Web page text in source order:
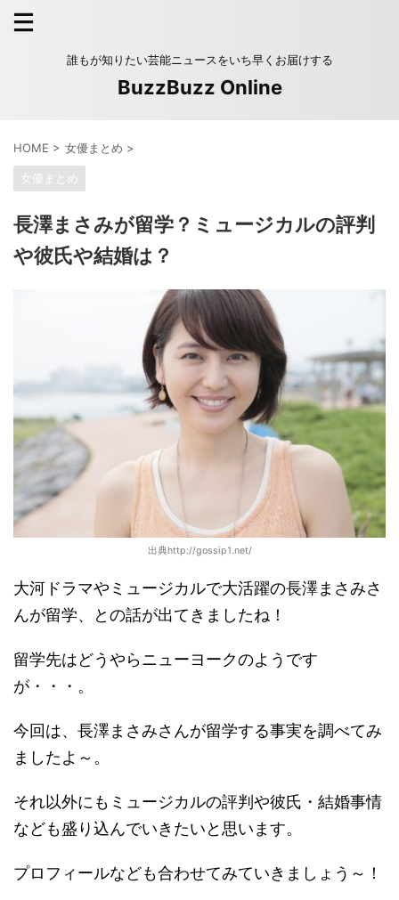
誰もが知りたい芸能ニュースをいち早くお届けする
BuzzBuzz Online
HOME > 女優まとめ >
女優まとめ
長澤まさみが留学？ミュージカルの評判
や彼氏や結婚は？
出典http://gossip1.net/
大河ドラマやミュージカルで大活躍の長澤まさみさ
んが留学、との話が出てきましたね！
留学先はどうやらニューヨークのようです
が・・・。
今回は、長澤まさみさんが留学する事実を調べてみ
ましたよ～。
それ以外にもミュージカルの評判や彼氏・結婚事情
なども盛り込んでいきたいと思います。
プロフィールなども合わせてみていきましょう～！